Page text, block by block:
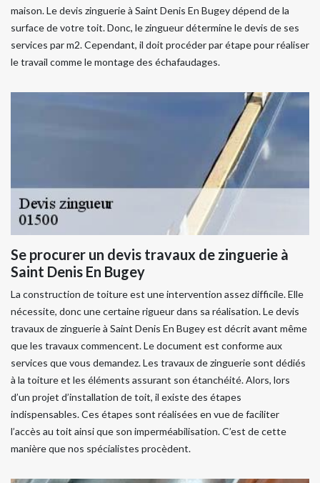
maison. Le devis zinguerie à Saint Denis En Bugey dépend de la
surface de votre toit. Donc, le zingueur détermine le devis de ses
services par m2. Cependant, il doit procéder par étape pour réaliser
le travail comme le montage des échafaudages.
Se procurer un devis travaux de zinguerie à
Saint Denis En Bugey
La construction de toiture est une intervention assez difficile. Elle
nécessite, donc une certaine rigueur dans sa réalisation. Le devis
travaux de zinguerie à Saint Denis En Bugey est décrit avant même
que les travaux commencent. Le document est conforme aux
services que vous demandez. Les travaux de zinguerie sont dédiés
à la toiture et les éléments assurant son étanchéité. Alors, lors
d’un projet d’installation de toit, il existe des étapes
indispensables. Ces étapes sont réalisées en vue de faciliter
l’accès au toit ainsi que son imperméabilisation. C’est de cette
manière que nos spécialistes procèdent.